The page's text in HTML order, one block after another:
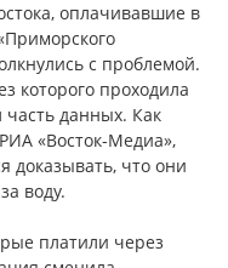
оплачивавшие в
с проблемой.
которого проходила
часть данных. Как
«Восток-Медиа»,
доказывать, что они
воду.
платили через